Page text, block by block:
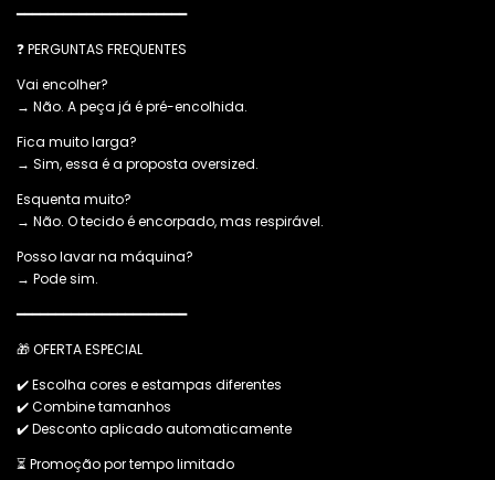
━━━━━━━━━━━━━━━━━━━━━━
❓ PERGUNTAS FREQUENTES
Vai encolher?
→ Não. A peça já é pré-encolhida.
Fica muito larga?
→ Sim, essa é a proposta oversized.
Esquenta muito?
→ Não. O tecido é encorpado, mas respirável.
Posso lavar na máquina?
→ Pode sim.
━━━━━━━━━━━━━━━━━━━━━━
🎁 OFERTA ESPECIAL
✔️ Escolha cores e estampas diferentes
✔️ Combine tamanhos
✔️ Desconto aplicado automaticamente
⏳ Promoção por tempo limitado